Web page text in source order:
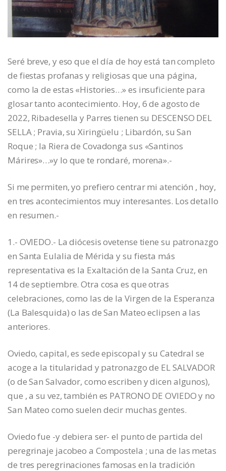
Seré breve, y eso que el día de hoy está tan completo
de fiestas profanas y religiosas que una página,
como la de estas «Histories…» es insuficiente para
glosar tanto acontecimiento. Hoy, 6 de agosto de
2022, Ribadesella y Parres tienen su DESCENSO DEL
SELLA ; Pravia, su Xiringüelu ; Libardón, su San
Roque ; la Riera de Covadonga sus «Santinos
Márires»…»y lo que te rondaré, morena».-
Si me permiten, yo prefiero centrar mi atención , hoy,
en tres acontecimientos muy interesantes. Los detallo
en resumen.-
1.- OVIEDO.- La diócesis ovetense tiene su patronazgo
en Santa Eulalia de Mérida y su fiesta más
representativa es la Exaltación de la Santa Cruz, en
14 de septiembre. Otra cosa es que otras
celebraciones, como las de la Virgen de la Esperanza
(La Balesquida) o las de San Mateo eclipsen a las
anteriores.
Oviedo, capital, es sede episcopal y su Catedral se
acoge a la titularidad y patronazgo de EL SALVADOR
(o de San Salvador, como escriben y dicen algunos),
que , a su vez, también es PATRONO DE OVIEDO y no
San Mateo como suelen decir muchas gentes.
Oviedo fue -y debiera ser- el punto de partida del
peregrinaje jacobeo a Compostela ; una de las metas
de tres peregrinaciones famosas en la tradición